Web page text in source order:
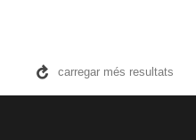
carregar més resultats